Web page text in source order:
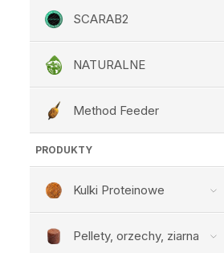
SCARAB2
NATURALNE
Method Feeder
PRODUKTY
Kulki Proteinowe
Pellety, orzechy, ziarna